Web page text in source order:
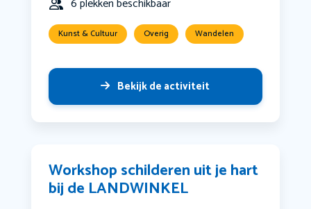
6 plekken beschikbaar
Kunst & Cultuur Overig Wandelen
Bekijk de activiteit
Workshop schilderen uit je hart
bij de LANDWINKEL